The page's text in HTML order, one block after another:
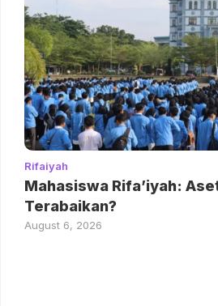
Rifaiyah
Mahasiswa Rifa’iyah:
Terabaikan?
August 6, 2026